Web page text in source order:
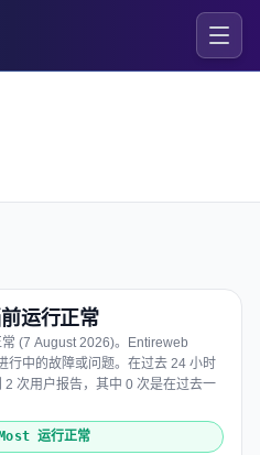
运行正常
(7 August 2026)。Entireweb
行中的故障或问题。在过去 24 小时
2 次用户报告，其中 0 次是在过去一
运行正常